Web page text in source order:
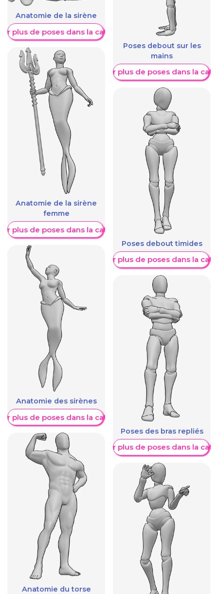
Anatomie de la sirène
plus de poses dans la catégorie
Anatomie de la sirène
femme
plus de poses dans la catégorie
Anatomie des sirènes
plus de poses dans la catégorie
Anatomie du torse
Poses debout sur les
mains
Afficher plus de poses dans la
Poses debout timides
Afficher plus de poses dans la
Poses des bras repliés
Afficher plus de poses dans la